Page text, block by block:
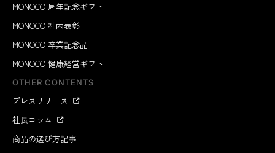
MONOCO 周年記念ギフト
MONOCO 社内表彰
MONOCO 卒業記念品
MONOCO 健康経営ギフト
OTHER CONTENTS
プレスリリース
社長コラム
商品の選び方記事